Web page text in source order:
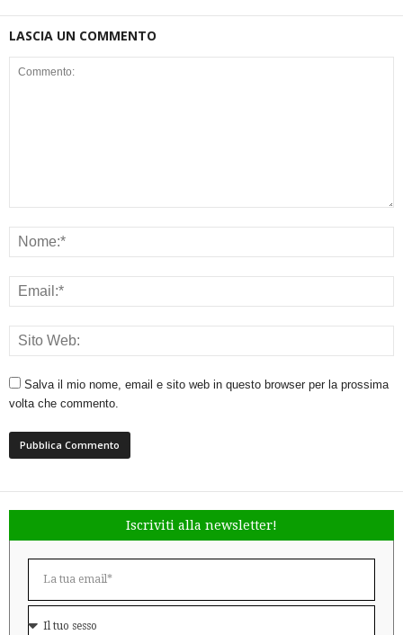
LASCIA UN COMMENTO
Salva il mio nome, email e sito web in questo browser per la prossima
volta che commento.
Iscriviti alla newsletter!